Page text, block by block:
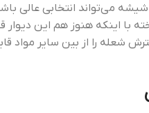
می‌تواند انتخابی عالی
با اینکه هنوز هم این دیوار
شعله را از بین سایر مواد